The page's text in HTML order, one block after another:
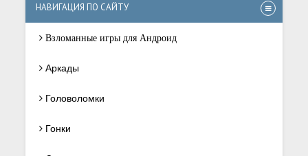
НАВИГАЦИЯ ПО САЙТУ
Взломанные игры для Андроид
Аркады
Головоломки
Гонки